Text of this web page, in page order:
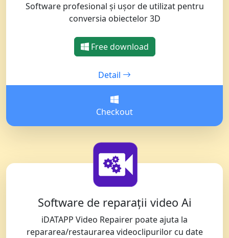
Software profesional și ușor de utilizat pentru
conversia obiectelor 3D
Free download
Detail
Checkout
Software de reparații video Ai
iDATAPP Video Repairer poate ajuta la
repararea/restaurarea videoclipurilor cu date